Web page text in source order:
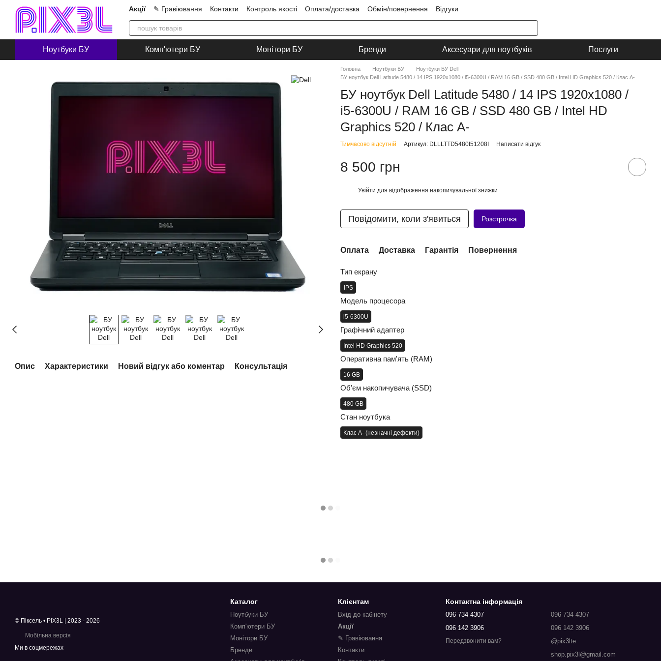
Перейти до основного контенту Акції ✎ Гравіювання Контакти Контроль якості Оплата/доставка Обмін/повернення
Відгуки
Про нас
Блог Співпраця Угода користувача
Ноутбуки БУ Комп'ютери БУ Монітори БУ Бренди Аксесуари для ноутбуків Послуги
Опис Характеристики Новий відгук або коментар Консультація
Головна Ноутбуки БУ
Ноутбуки БУ Dell
БУ ноутбук Dell Latitude 5480 / 14 IPS 1920x1080 / i5-6300U / RAM 16 GB / SSD 480 GB / Intel HD Graphics 520 / Клас A-
БУ ноутбук Dell Latitude 5480 / 14 IPS 1920x1080 /
i5-6300U / RAM 16 GB / SSD 480 GB / Intel HD
Graphics 520 / Клас A-
Тимчасово відсутній Артикул: DLLLTTD5480I51208I Написати відгук
8 500 грн
Увійти для відображення накопичувальної знижки
Повідомити, коли з'явиться Розстрочка
Оплата Доставка Гарантія Повернення
Тип екрану
IPS
Модель процесора
i5-6300U
Графічний адаптер
Intel HD Graphics 520
Оперативна пам'ять (RAM)
16 GB
Об'єм накопичувача (SSD)
480 GB
Стан ноутбука
Клас A- (незначні дефекти)
© Піксель • PIX3L | 2023 - 2026
Мобільна версія
Ми в соцмережах
Каталог
Ноутбуки БУ
Комп'ютери БУ
Монітори БУ
Бренди
Клієнтам
Вхід до кабінету
Акції
✎ Гравіювання
Контакти
Контактна інформація
096 734 4307
096 142 3906
Передзвонити вам?
096 734 4307
096 142 3906
@pix3lte
shop.pix3l@gmail.com